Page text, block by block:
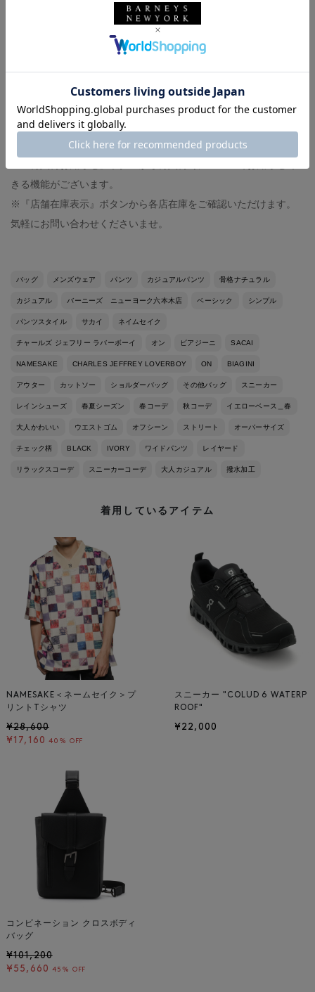
◼︎身長174センチ、体重60キロ
◼︎イタリアサイズ44-46（モデルにより）
◼︎革靴サイズ40,UK6（ジャストサイズです）
◼︎スニーカーサイズ27センチ（大きめに履きます）
オンラインストアで商品が売切れの際は
きる機能がございます。
※『店舗在庫表示』ボタンから各店在庫をご確認いただけます。
気軽にお問い合わせくださいませ。
バッグ メンズウェア パンツ カジュアルパンツ 骨格ナチュラル
カジュアル バーニーズ ニューヨーク六本木店 ベーシック シンプル
パンツスタイル サカイ ネイムセイク
チャールズ ジェフリー ラバーボーイ オン ビアジーニ SACAI
NAMESAKE CHARLES JEFFREY LOVERBOY ON BIAGINI
アウター カットソー ショルダーバッグ その他バッグ スニーカー
レインシューズ 春夏シーズン 春コーデ 秋コーデ イエローベース＿春
大人かわいい ウエストゴム オフシーン ストリート オーバーサイズ
チェック柄 BLACK IVORY ワイドパンツ レイヤード
リラックスコーデ スニーカーコーデ 大人カジュアル 撥水加工
着用しているアイテム
NAMESAKE＜ネームセイク＞プ
リントTシャツ
¥28,600
¥17,160 40% OFF
スニーカー "COLUD 6 WATERP
ROOF"
¥22,000
コンビネーション クロスボディ
バッグ
¥101,200
¥55,660 45% OFF